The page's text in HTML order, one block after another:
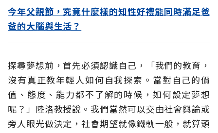
今年父親節，究竟什麼樣的知性好禮能同時滿足爸
爸的大腦與生活？
探尋夢想前，首先必須認識自己，「我們的教育，
沒有真正教年輕人如何自我探索。當對自己的價
值、態度、能力都不了解的時候，如何設定夢想
呢？」陸洛教授說。我們當然可以交由社會輿論或
旁人眼光做決定，社會期望就像鐵軌一般，就算頭